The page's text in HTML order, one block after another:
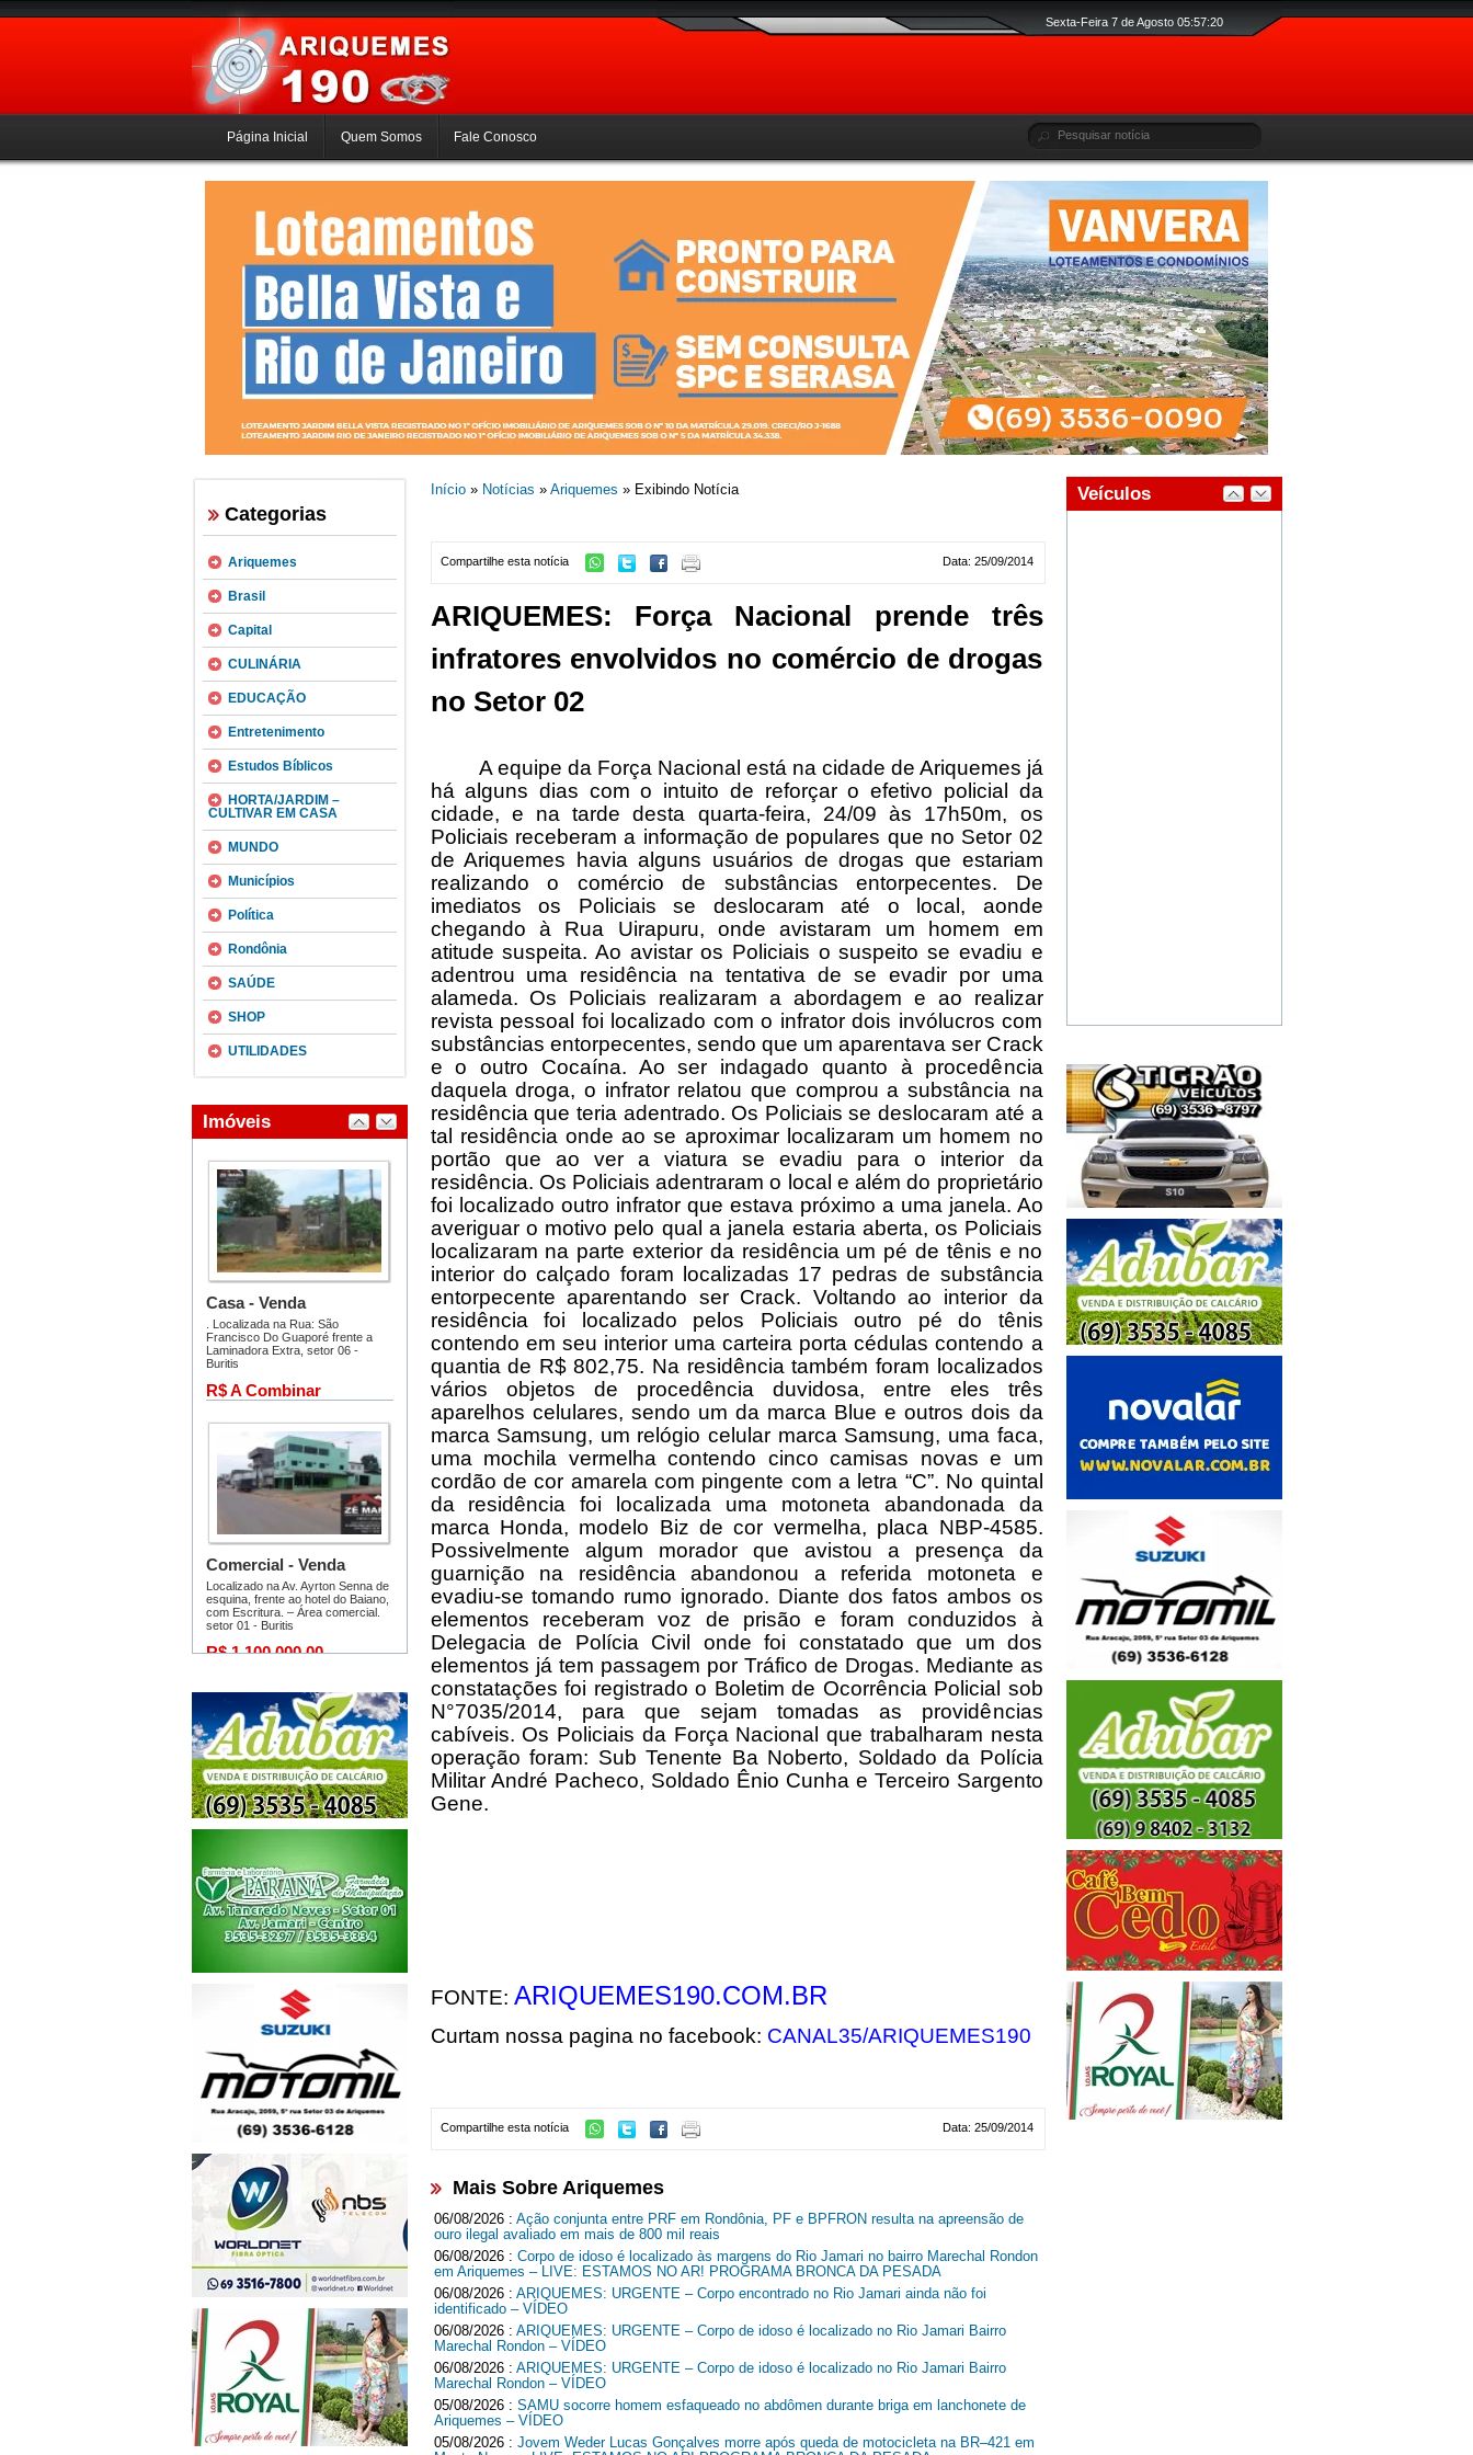
Sexta-Feira 7 de Agosto 05:57:20
Página Inicial Quem Somos Fale Conosco
Categorias
Ariquemes
Brasil
Capital
CULINÁRIA
EDUCAÇÃO
Entretenimento
Estudos Bíblicos
HORTA/JARDIM –
CULTIVAR EM CASA
MUNDO
Municípios
Política
Rondônia
SAÚDE
SHOP
UTILIDADES
Início» Notícias » Ariquemes » Exibindo Notícia
Data: 25/09/2014
Compartilhe esta notícia
ARIQUEMES: Força Nacional prende três
infratores envolvidos no comércio de drogas
no Setor 02
A equipe da Força Nacional está na cidade de Ariquemes já
há alguns dias com o intuito de reforçar o efetivo policial da
cidade, e na tarde desta quarta-feira, 24/09 às 17h50m, os
Policiais receberam a informação de populares que no Setor 02
de Ariquemes havia alguns usuários de drogas que estariam
realizando o comércio de substâncias entorpecentes. De
imediatos os Policiais se deslocaram até o local, aonde
chegando à Rua Uirapuru, onde avistaram um homem em
atitude suspeita. Ao avistar os Policiais o suspeito se evadiu e
adentrou uma residência na tentativa de se evadir por uma
alameda. Os Policiais realizaram a abordagem e ao realizar
revista pessoal foi localizado com o infrator dois invólucros com
substâncias entorpecentes, sendo que um aparentava ser Crack
e o outro Cocaína. Ao ser indagado quanto à procedência
daquela droga, o infrator relatou que comprou a substância na
residência que teria adentrado. Os Policiais se deslocaram até a
tal residência onde ao se aproximar localizaram um homem no
portão que ao ver a viatura se evadiu para o interior da
residência. Os Policiais adentraram o local e além do proprietário
foi localizado outro infrator que estava próximo a uma janela. Ao
averiguar o motivo pelo qual a janela estaria aberta, os Policiais
localizaram na parte exterior da residência um pé de tênis e no
interior do calçado foram localizadas 17 pedras de substância
entorpecente aparentando ser Crack. Voltando ao interior da
residência foi localizado pelos Policiais outro pé do tênis
contendo em seu interior uma carteira porta cédulas contendo a
quantia de R$ 802,75. Na residência também foram localizados
vários objetos de procedência duvidosa, entre eles três
aparelhos celulares, sendo um da marca Blue e outros dois da
marca Samsung, um relógio celular marca Samsung, uma faca,
uma mochila vermelha contendo cinco camisas novas e um
cordão de cor amarela com pingente com a letra “C”. No quintal
da residência foi localizada uma motoneta abandonada da
marca Honda, modelo Biz de cor vermelha, placa NBP-4585.
Possivelmente algum morador que avistou a presença da
guarnição na residência abandonou a referida motoneta e
evadiu-se tomando rumo ignorado. Diante dos fatos ambos os
elementos receberam voz de prisão e foram conduzidos à
Delegacia de Polícia Civil onde foi constatado que um dos
elementos já tem passagem por Tráfico de Drogas. Mediante as
constatações foi registrado o Boletim de Ocorrência Policial sob
N°7035/2014, para que sejam tomadas as providências
cabíveis. Os Policiais da Força Nacional que trabalharam nesta
operação foram: Sub Tenente Ba Noberto, Soldado da Polícia
Militar André Pacheco, Soldado Ênio Cunha e Terceiro Sargento
Gene.
FONTE: ARIQUEMES190.COM.BR
Curtam nossa pagina no facebook: CANAL35/ARIQUEMES190
Data: 25/09/2014
Compartilhe esta notícia
Mais Sobre Ariquemes
06/08/2026 : Ação conjunta entre PRF em Rondônia, PF e BPFRON resulta na apreensão de
ouro ilegal avaliado em mais de 800 mil reais
06/08/2026 : Corpo de idoso é localizado às margens do Rio Jamari no bairro Marechal Rondon
em Ariquemes – LIVE: ESTAMOS NO AR! PROGRAMA BRONCA DA PESADA
06/08/2026 : ARIQUEMES: URGENTE – Corpo encontrado no Rio Jamari ainda não foi
identificado – VÍDEO
06/08/2026 : ARIQUEMES: URGENTE – Corpo de idoso é localizado no Rio Jamari Bairro
Marechal Rondon – VÍDEO
06/08/2026 : ARIQUEMES: URGENTE – Corpo de idoso é localizado no Rio Jamari Bairro
Marechal Rondon – VÍDEO
05/08/2026 : SAMU socorre homem esfaqueado no abdômen durante briga em lanchonete de
Ariquemes – VÍDEO
05/08/2026 : Jovem Weder Lucas Gonçalves morre após queda de motocicleta na BR–421 em